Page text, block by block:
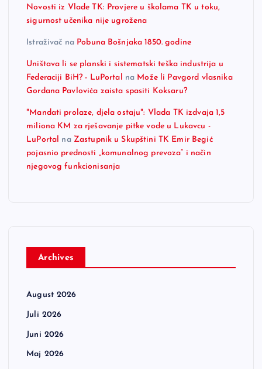
Novosti iz Vlade TK: Provjere u školama TK u toku,
sigurnost učenika nije ugrožena
Istraživač na Pobuna Bošnjaka 1850. godine
Uništava li se planski i sistematski teška industrija u
Federaciji BiH? - LuPortal na Može li Pavgord vlasnika
Gordana Pavlovića zaista spasiti Koksaru?
"Mandati prolaze, djela ostaju": Vlada TK izdvaja 1,5
miliona KM za rješavanje pitke vode u Lukavcu -
LuPortal na Zastupnik u Skupštini TK Emir Begić
pojasnio prednosti „komunalnog prevoza“ i način
njegovog funkcionisanja
Archives
August 2026
Juli 2026
Juni 2026
Maj 2026